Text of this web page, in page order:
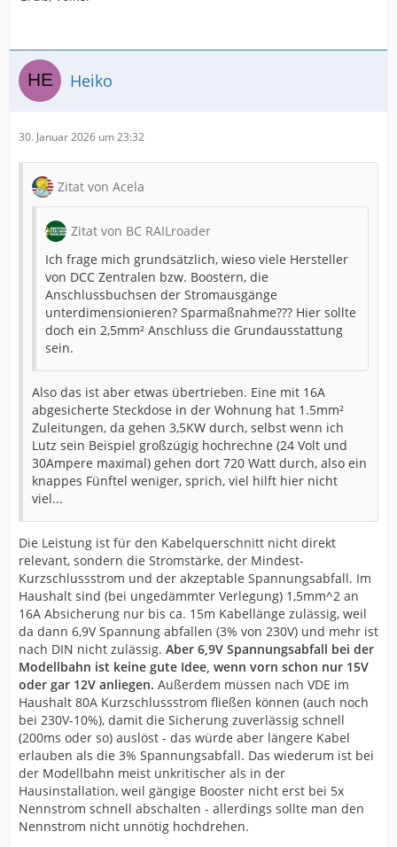
Heiko
30. Januar 2026 um 23:32
Zitat von Acela
Zitat von BC RAILroader
Ich frage mich grundsätzlich, wieso viele Hersteller
von DCC Zentralen bzw. Boostern, die
Anschlussbuchsen der Stromausgänge
unterdimensionieren? Sparmaßnahme??? Hier sollte
doch ein 2,5mm² Anschluss die Grundausstattung
sein.
Also das ist aber etwas übertrieben. Eine mit 16A
abgesicherte Steckdose in der Wohnung hat 1.5mm²
Zuleitungen, da gehen 3,5KW durch, selbst wenn ich
Lutz sein Beispiel großzügig hochrechne (24 Volt und
30Ampere maximal) gehen dort 720 Watt durch, also ein
knappes Fünftel weniger, sprich, viel hilft hier nicht
viel...
Die Leistung ist für den Kabelquerschnitt nicht direkt
relevant, sondern die Stromstärke, der Mindest-
Kurzschlussstrom und der akzeptable Spannungsabfall. Im
Haushalt sind (bei ungedämmter Verlegung) 1,5mm^2 an
16A Absicherung nur bis ca. 15m Kabellänge zulässig, weil
da dann 6,9V Spannung abfallen (3% von 230V) und mehr ist
nach DIN nicht zulässig. Aber 6,9V Spannungsabfall bei der
Modellbahn ist keine gute Idee, wenn vorn schon nur 15V
oder gar 12V anliegen. Außerdem müssen nach VDE im
Haushalt 80A Kurzschlussstrom fließen können (auch noch
bei 230V-10%), damit die Sicherung zuverlässig schnell
(200ms oder so) auslöst - das würde aber längere Kabel
erlauben als die 3% Spannungsabfall. Das wiederum ist bei
der Modellbahn meist unkritischer als in der
Hausinstallation, weil gängige Booster nicht erst bei 5x
Nennstrom schnell abschalten - allerdings sollte man den
Nennstrom nicht unnötig hochdrehen.